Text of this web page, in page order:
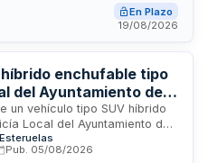
uso policial con capacidad
y será entregado en la
En Plazo
19/08/2026
enchufable tipo
del Ayuntamiento de
un vehículo tipo SUV híbrido
Local del Ayuntamiento de
incluye todos los gastos
a disposición del
Pub. 05/08/2026